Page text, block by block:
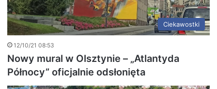
Ciekawostki
12/10/21 08:53
Nowy mural w Olsztynie – „Atlantyda
Północy” oficjalnie odsłonięta